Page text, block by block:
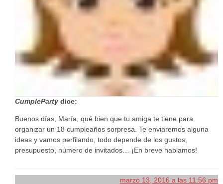
CumpleParty dice:
Buenos días, María, qué bien que tu amiga te tiene para
organizar un 18 cumpleaños sorpresa. Te enviaremos alguna
ideas y vamos perfilando, todo depende de los gustos,
presupuesto, número de invitados… ¡En breve hablamos!
marzo 13, 2016 a las 11:56 pm